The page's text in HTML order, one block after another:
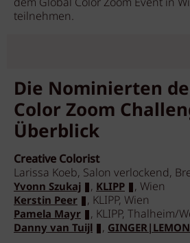
teilnehmen.
Die Nominierten
Color Zoom
Überblick
Creative Colorist
Larissa Koeb, Salon verlockend,
Yvonn Szukaj , KLIPP , Wien
Kerstin Peer , KLIPP, Wien
Pamela Mayr , KLIPP, Thalheim/
Danny van Tuijl ,